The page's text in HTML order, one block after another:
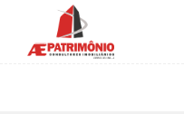
Blog»